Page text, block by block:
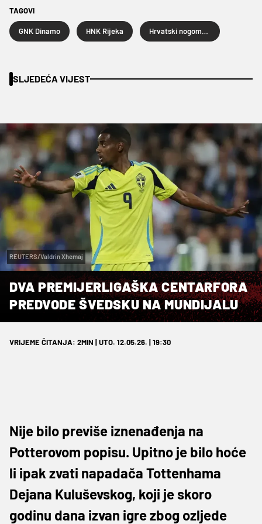
TAGOVI
GNK Dinamo HNK Rijeka
SLJEDEĆA VIJEST
REUTERS/Valdrin Xhemaj
DVA PREMIJERLIGAŠKA CENTARFORA
PREDVODE ŠVEDSKU NA MUNDIJALU
VRIJEME ČITANJA: 2MIN | UTO. 12.05.26. | 19:30
Nije bilo previše iznenađenja na
Potterovom popisu. Upitno je bilo hoće
li ipak zvati napadača Tottenhama
Dejana Kuluševskog, koji je skoro
godinu dana izvan igre zbog ozljede